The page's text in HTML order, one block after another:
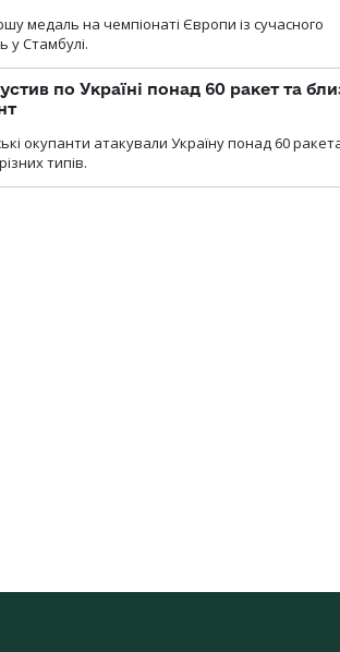
медаль на чемпіонаті Європи із сучасного
у Стамбулі.
по Україні понад 60 ракет та
окупанти атакували Україну понад 60
типів.